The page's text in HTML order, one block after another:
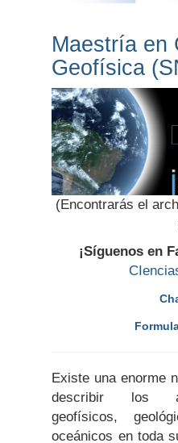
Maestría en
Geofísica
(Encontrarás el
¡Síguenos en
Existe una enorme
describir los
geofísicos,
oceánicos en toda